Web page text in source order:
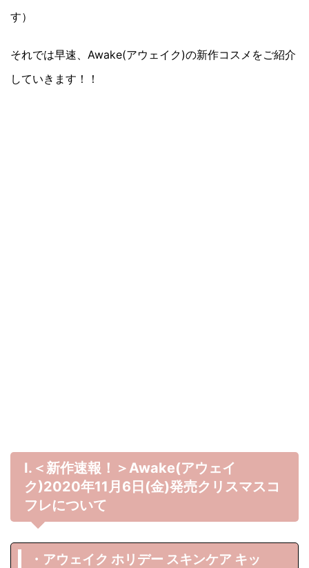
す）
それでは早速、Awake(アウェイク)の新作コスメをご紹介
していきます！！
Ⅰ.＜新作速報！＞Awake(アウェイ
ク)2020年11月6日(金)発売クリスマスコ
フレについて
・アウェイク ホリデー スキンケア キッ